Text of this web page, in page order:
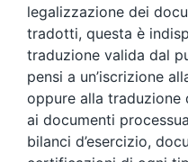
legalizzazione dei
tradotti, questa è
traduzione valida dal
pensi a un’iscrizione
oppure alla
ai documenti
bilanci d’esercizio,